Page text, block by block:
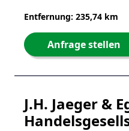
Entfernung: 235,74 km
Anfrage stellen
J.H. Jaeger &